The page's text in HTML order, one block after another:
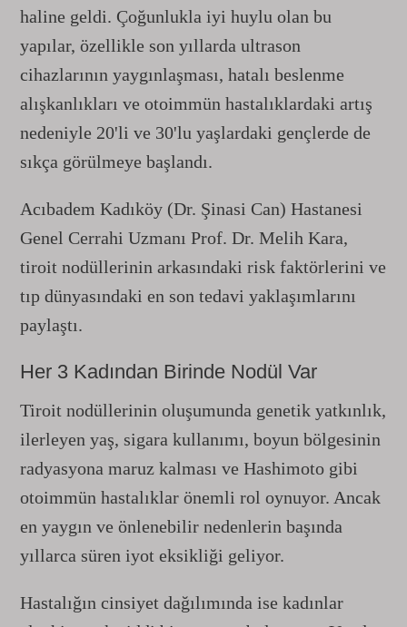
haline geldi. Çoğunlukla iyi huylu olan bu
yapılar, özellikle son yıllarda ultrason
cihazlarının yaygınlaşması, hatalı beslenme
alışkanlıkları ve otoimmün hastalıklardaki artış
nedeniyle 20'li ve 30'lu yaşlardaki gençlerde de
sıkça görülmeye başlandı.
Acıbadem Kadıköy (Dr. Şinasi Can) Hastanesi
Genel Cerrahi Uzmanı Prof. Dr. Melih Kara,
tiroit nodüllerinin arkasındaki risk faktörlerini ve
tıp dünyasındaki en son tedavi yaklaşımlarını
paylaştı.
Her 3 Kadından Birinde Nodül Var
Tiroit nodüllerinin oluşumunda genetik yatkınlık,
ilerleyen yaş, sigara kullanımı, boyun bölgesinin
radyasyona maruz kalması ve Hashimoto gibi
otoimmün hastalıklar önemli rol oynuyor. Ancak
en yaygın ve önlenebilir nedenlerin başında
yıllarca süren iyot eksikliği geliyor.
Hastalığın cinsiyet dağılımında ise kadınlar